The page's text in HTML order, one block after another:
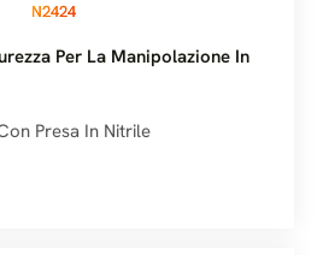
N2424
Per La Manipolazione In
Presa In Nitrile